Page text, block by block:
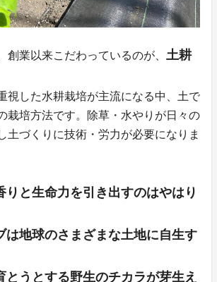
創業以来こだわっているのが、 土耕
視した水耕栽培が主流になる中、土で
栽培方法です。除草・水やりが日々の
土づくりに技術・労力が必要になりま
りと生命力を引き出すのはやはり
は地球のさまざまな土地に自生す
とうとする野生のチカラが芽生え